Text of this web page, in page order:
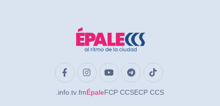
.info .tv .fmÉpaleFCP CCSECP CCS